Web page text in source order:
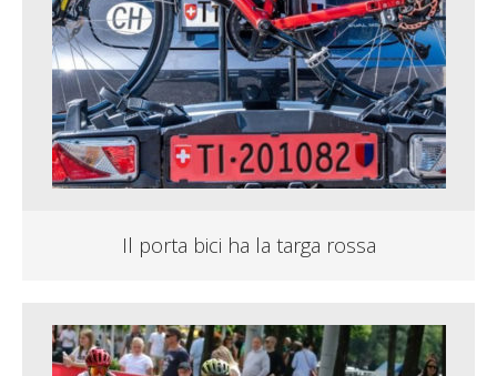
Il porta bici ha la targa rossa